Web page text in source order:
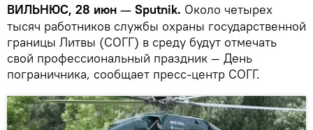
ВИЛЬНЮС, 28 июн — Sputnik. Около четырех
тысяч работников службы охраны государственной
границы Литвы (СОГГ) в среду будут отмечать
свой профессиональный праздник — День
пограничника, сообщает пресс-центр СОГГ.